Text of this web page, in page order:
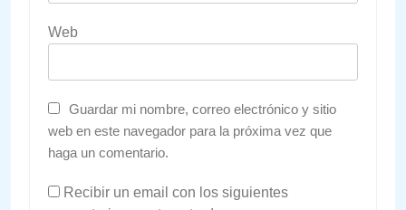
Web
Guardar mi nombre, correo electrónico y sitio
web en este navegador para la próxima vez que
haga un comentario.
Recibir un email con los siguientes